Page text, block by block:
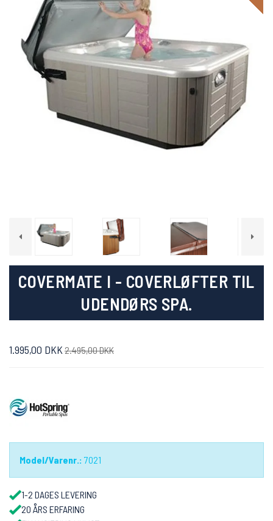
COVERMATE I - COVERLØFTER TIL
UDENDØRS SPA.
1.995,00 DKK 2.495,00 DKK
Model/Varenr.: 7021
1-2 DAGES LEVERING
20 ÅRS ERFARING